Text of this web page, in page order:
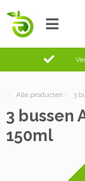
/ Alle producten / 3
3 bussen
150ml